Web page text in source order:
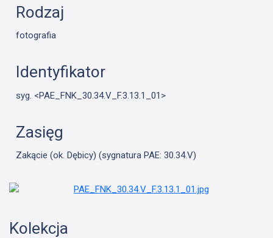
Rodzaj
fotografia
Identyfikator
syg. <PAE_FNK_30.34.V_F.3.13.1_01>
Zasięg
Zakącie (ok. Dębicy) (sygnatura PAE: 30.34.V)
Kolekcja